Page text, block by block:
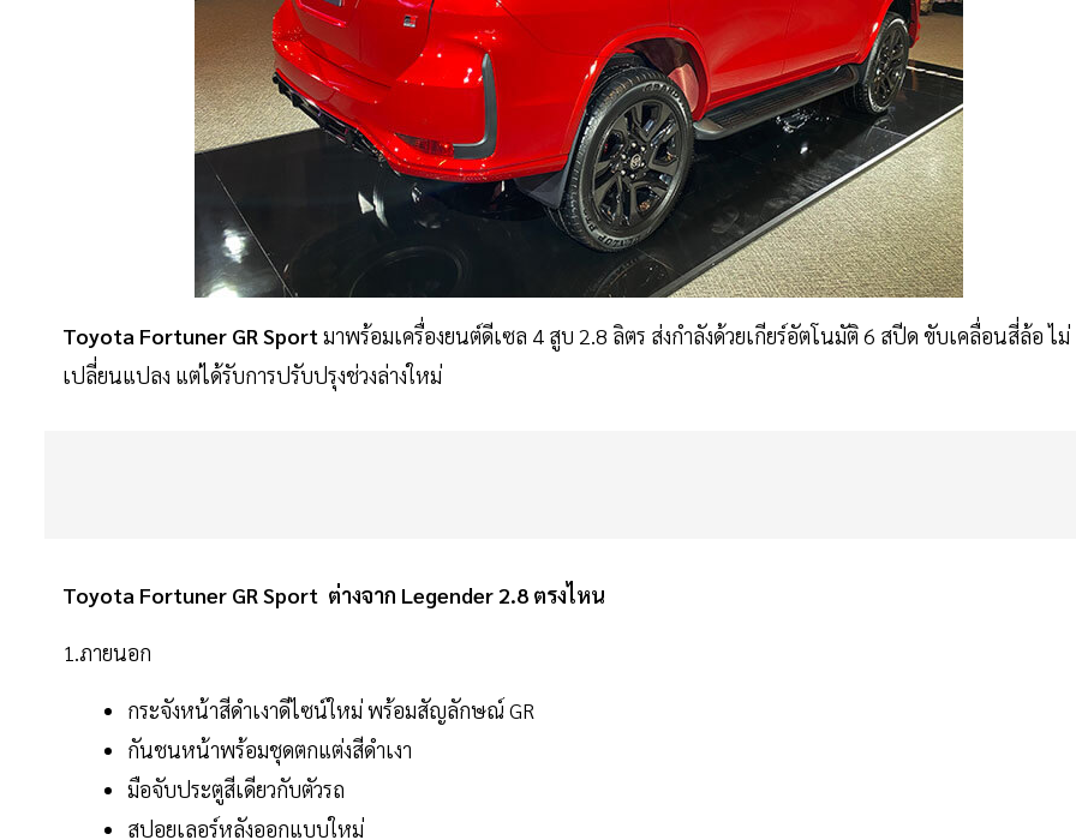
Toyota Fortuner GR Sportมาพร้อมเครื่องยนต์ดีเซล 4 สูบ 2.8 ลิตร ส่งกำลังด้วยเกียร์อัตโนมัติ 6 สปีด ขับเคลื่อนสี่ล้อ ไม่
เปลี่ยนแปลง แต่ได้รับการปรับปรุงช่วงล่างใหม่
Toyota Fortuner GR Sport ต่างจาก Legender 2.8 ตรงไหน
1.ภายนอก
กระจังหน้าสีดำเงาดีไซน์ใหม่ พร้อมสัญลักษณ์ GR
กันชนหน้าพร้อมชุดตกแต่งสีดำเงา
มือจับประตูสีเดียวกับตัวรถ
สปอยเลอร์หลังออกแบบใหม่